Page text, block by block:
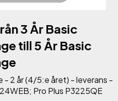
3 År Basic
till 5 År Basic
2 år (4/5:e året) - leverans -
Pro Plus P3225QE